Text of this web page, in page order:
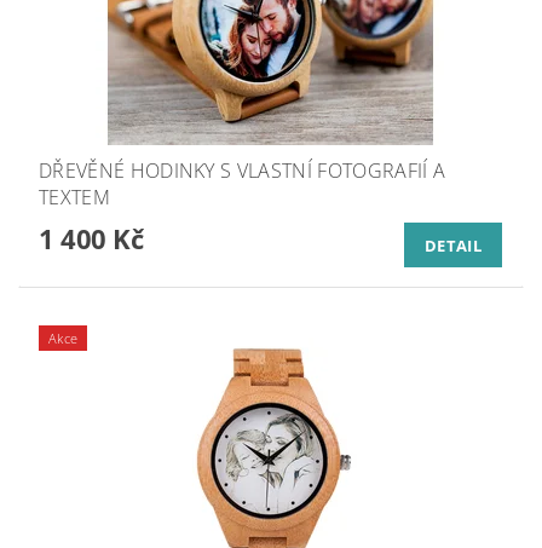
DŘEVĚNÉ HODINKY S VLASTNÍ FOTOGRAFIÍ A
TEXTEM
1 400 Kč DETAIL
Akce